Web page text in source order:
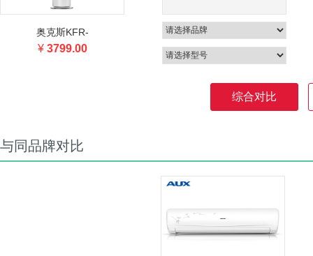
奥克斯KFR-
51LW/R1TC01+2圆柱空调
¥ 3799.00
综合对比
与同品牌对比